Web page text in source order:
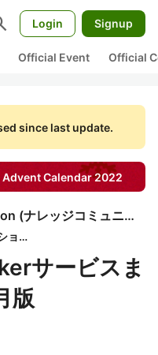
Login Signup
Official Event Official
since last update.
Advent Calendar2022
(ナレッジコミュニケーション 株式会社
株式会社ナレッジコミュニケーション
サービスま
版